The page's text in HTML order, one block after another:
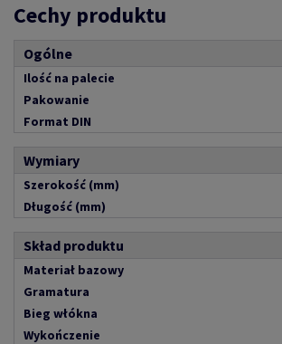
Cechy produktu
Ogólne
Ilość na palecie
Pakowanie
Format DIN
Wymiary
Szerokość (mm)
Długość (mm)
Skład produktu
Materiał bazowy
Gramatura
Bieg włókna
Wykończenie